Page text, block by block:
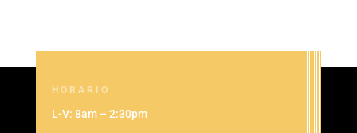
HORARIO
L-V: 8am – 2:30pm